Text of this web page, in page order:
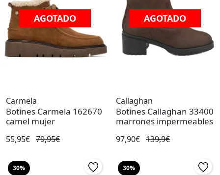
AGOTADO
Carmela
Botines Carmela 162670
camel mujer
55,95€ 79,95€
AGOTADO
Callaghan
Botines Callaghan 33400
marrones impermeables
97,90€ 139,9€
30% 30%